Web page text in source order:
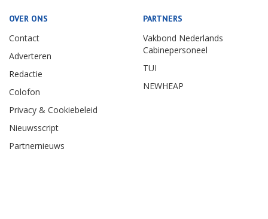
OVER ONS
Contact
Adverteren
Redactie
Colofon
Privacy & Cookiebeleid
Nieuwsscript
Partnernieuws
PARTNERS
Vakbond Nederlands
Cabinepersoneel
TUI
NEWHEAP